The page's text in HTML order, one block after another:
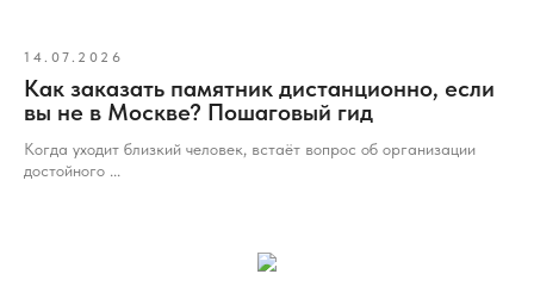
14.07.2026
Как заказать памятник дистанционно, если
вы не в Москве? Пошаговый гид
Когда уходит близкий человек, встаёт вопрос об организации
достойного ...